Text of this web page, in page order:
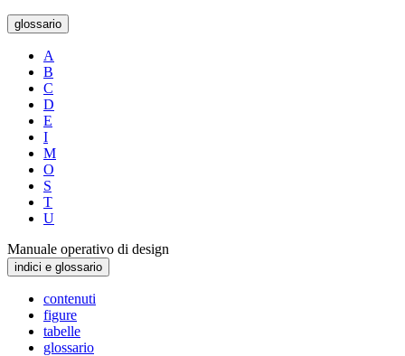
glossario
A
B
C
D
E
I
M
O
S
T
U
Manuale operativo di design
indici e glossario
contenuti
figure
tabelle
glossario